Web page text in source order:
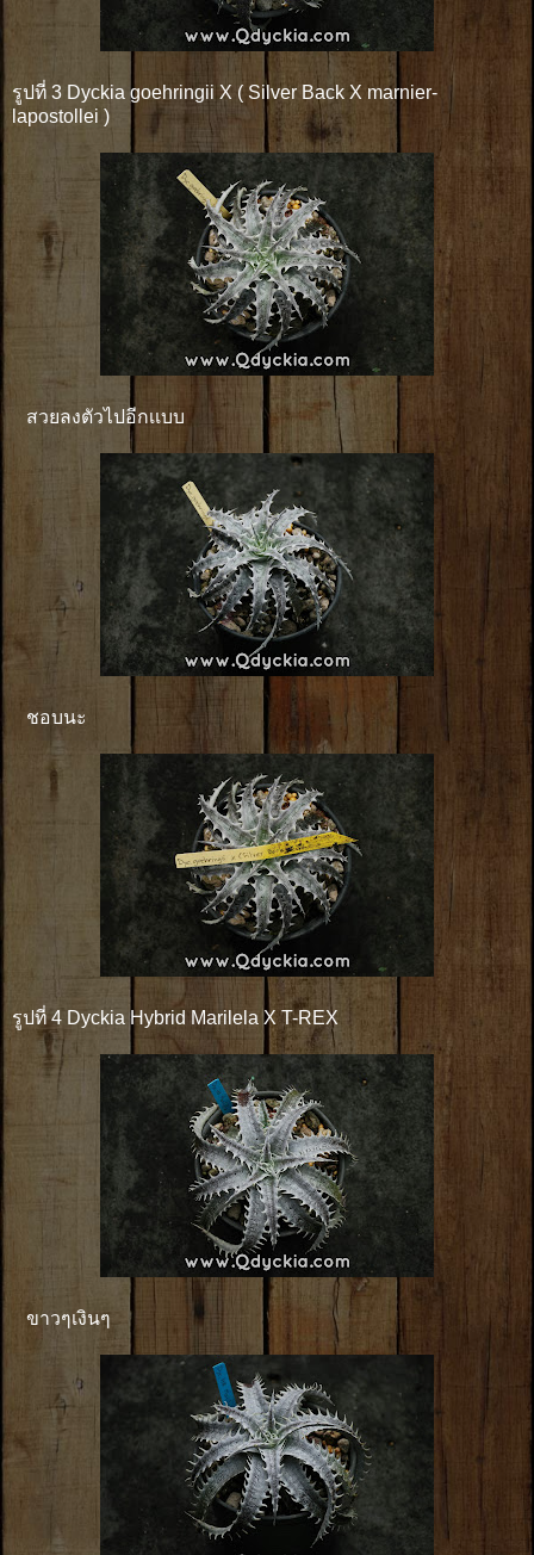
รูปที่ 3 Dyckia goehringii X ( Silver Back X marnier-
lapostollei )
สวยลงตัวไปอีกเเบบ
ชอบนะ
รูปที่ 4 Dyckia Hybrid Marilela X T-REX
ขาวๆเงินๆ